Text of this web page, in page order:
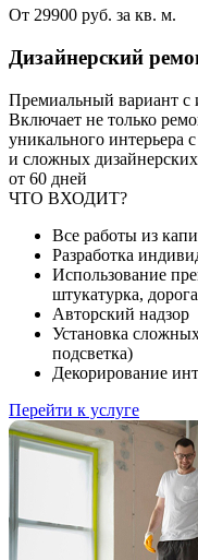
От 29900 руб. за кв. м.
Дизайнерский
Премиальный вариант с
Включает не только
уникального интерьера
и сложных
от 60 дней
ЧТО ВХОДИТ?
Все работы из
Разработка
Использование
штукатурка,
Авторский надзор
Установка
подсветка)
Декорирование
Перейти к услуге